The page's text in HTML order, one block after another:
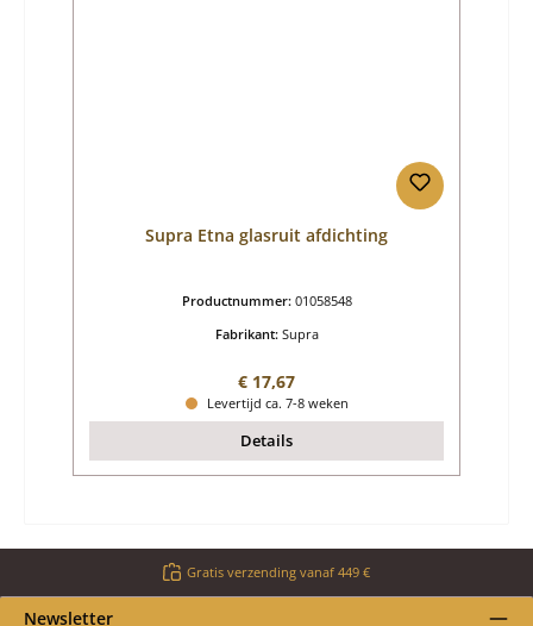
Supra Etna glasruit afdichting
Productnummer: 01058548
Fabrikant: Supra
Normale prijs:
€ 17,67
Levertijd ca. 7-8 weken
Details
Gratis verzending vanaf 449 €
Newsletter